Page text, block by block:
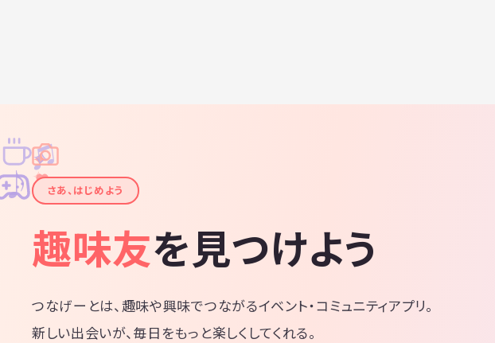
✦
✦
✧
✧
♪
♫
さあ、はじめよう
趣味友を見つけよう
つなげーとは、趣味や興味でつながるイベント・コミュニティアプリ。
新しい出会いが、毎日をもっと楽しくしてくれる。